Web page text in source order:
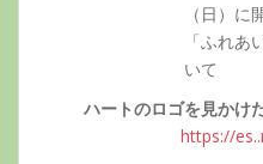
ハートのロゴを見かけ
https://